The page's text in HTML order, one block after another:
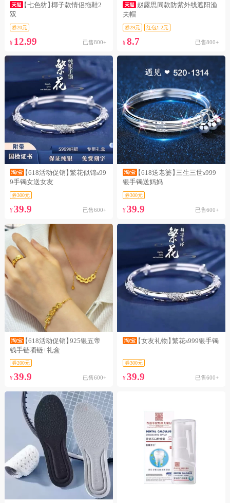
【七色纺】椰子款情侣拖鞋2
双
券20元
¥ 12.99 已售800+
赵露思同款防紫外线遮阳渔
夫帽
券29元 红包1.2元
¥8.7 已售800+
【618活动促销】繁花似锦s99
9手镯女送女友
券300元
¥ 39.9 已售600+
【618送老婆】三生三世s999
银手镯送妈妈
券300元
¥39.9 已售600+
【618活动促销】925银五帝
钱手链项链+礼盒
券200元
¥ 39.9 已售600+
【女友礼物】繁花s999银手镯
券300元
¥39.9 已售600+